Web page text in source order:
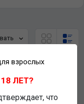
взрослых
ЛЕТ?
что